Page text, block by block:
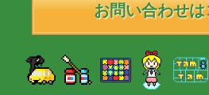
お問い合わせ